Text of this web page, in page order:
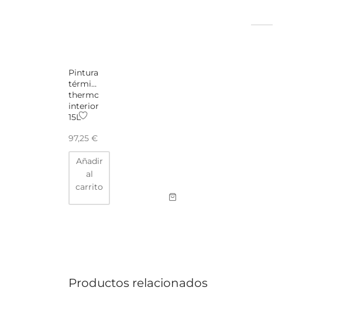
Pintura
térmica
thermo
interiores
15L
97,25 €
Añadir
al
carrito
Productos relacionados